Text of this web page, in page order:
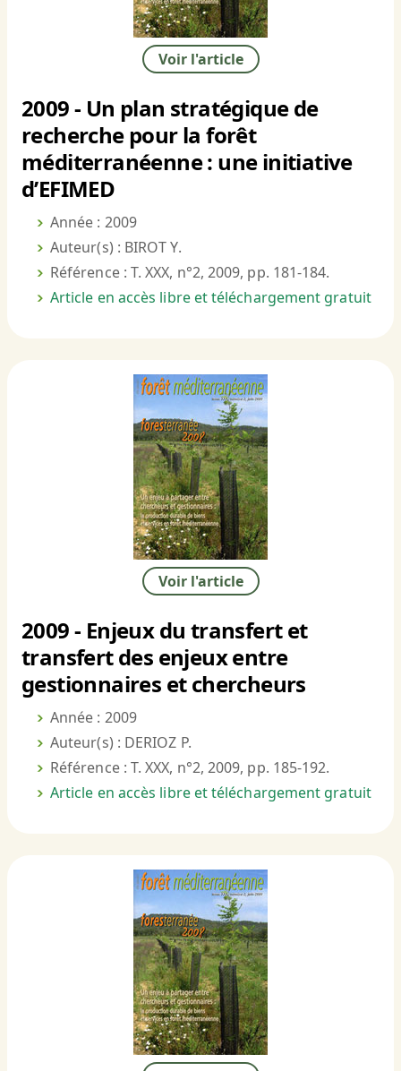
Voir l'article
2009 - Un plan stratégique de
recherche pour la forêt
méditerranéenne : une initiative
d’EFIMED
Année : 2009
Auteur(s) : BIROT Y.
Référence : T. XXX, n°2, 2009, pp. 181-184.
Article en accès libre et téléchargement gratuit
Voir l'article
2009 - Enjeux du transfert et
transfert des enjeux entre
gestionnaires et chercheurs
Année : 2009
Auteur(s) : DERIOZ P.
Référence : T. XXX, n°2, 2009, pp. 185-192.
Article en accès libre et téléchargement gratuit